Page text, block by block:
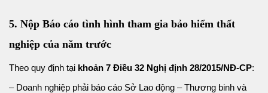
5. Nộp Báo cáo tình hình tham gia bảo hiểm thất
nghiệp của năm trước
Theo quy định tại khoản 7 Điều 32 Nghị định 28/2015/NĐ-CP:
– Doanh nghiệp phải báo cáo Sở Lao động – Thương binh và